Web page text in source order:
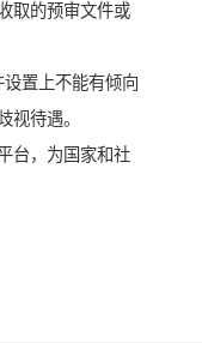
取的预审文件或
置上不能有倾向
视待遇。
台，为国家和社